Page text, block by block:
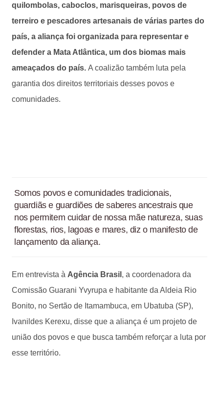
quilombolas, caboclos, marisqueiras, povos de
terreiro e pescadores artesanais de várias partes do
país, a aliança foi organizada para representar e
defender a Mata Atlântica, um dos biomas mais
ameaçados do país. A coalizão também luta pela
garantia dos direitos territoriais desses povos e
comunidades.
Somos povos e comunidades tradicionais,
guardiãs e guardiões de saberes ancestrais que
nos permitem cuidar de nossa mãe natureza, suas
florestas, rios, lagoas e mares, diz o manifesto de
lançamento da aliança.
Em entrevista à Agência Brasil , a coordenadora da
Comissão Guarani Yvyrupa e habitante da Aldeia Rio
Bonito, no Sertão de Itamambuca, em Ubatuba (SP),
Ivanildes Kerexu, disse que a aliança é um projeto de
união dos povos e que busca também reforçar a luta por
esse território.